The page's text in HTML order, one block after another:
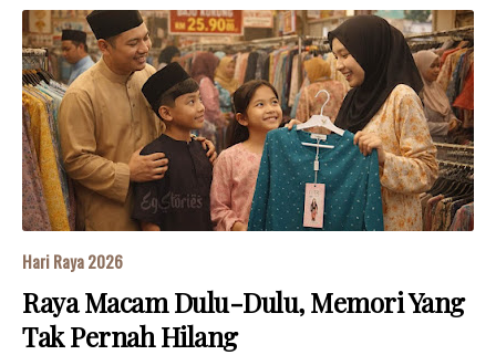
Hari Raya 2026
Raya Macam Dulu-Dulu, Memori Yang
Tak Pernah Hilang